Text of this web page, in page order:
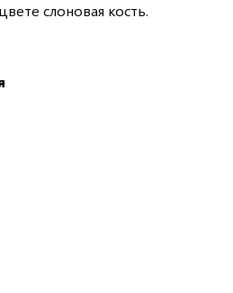
слоновая кость.